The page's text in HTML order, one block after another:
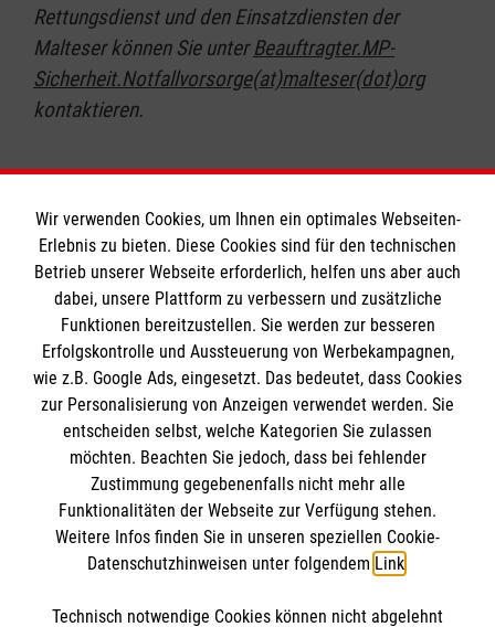
Rettungsdienst und den Einsatzdiensten der
Malteser können Sie unterBeauftragter.MP-
Sicherheit.Notfallvorsorge(at)malteser(dot)org
kontaktieren.
Informationen
Impressum
Datenschutz
Barrierefreiheit
Kontakt
Die Malteser
Malteser in Deutschland
Malteserorden
Sharepoint
Spendenkonto
Wir verwenden Cookies, um Ihnen ein optimales Webseiten-
Erlebnis zu bieten. Diese Cookies sind für den technischen
Betrieb unserer Webseite erforderlich, helfen uns aber auch
dabei, unsere Plattform zu verbessern und zusätzliche
Funktionen bereitzustellen. Sie werden zur besseren
Erfolgskontrolle und Aussteuerung von Werbekampagnen,
wie z.B. Google Ads, eingesetzt. Das bedeutet, dass Cookies
zur Personalisierung von Anzeigen verwendet werden. Sie
entscheiden selbst, welche Kategorien Sie zulassen
möchten. Beachten Sie jedoch, dass bei fehlender
Zustimmung gegebenenfalls nicht mehr alle
Funktionalitäten der Webseite zur Verfügung stehen.
Weitere Infos finden Sie in unseren speziellen Cookie-
Datenschutzhinweisen unter folgendem Link.
Technisch notwendige Cookies können nicht abgelehnt